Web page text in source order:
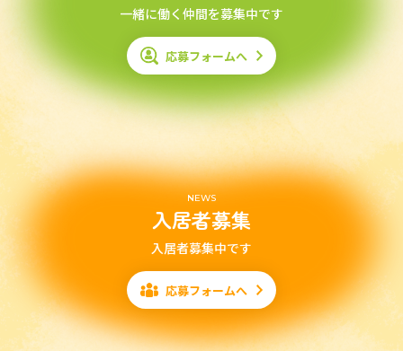
一緒に働く仲間を募集中です
応募フォームへ
NEWS
入居者募集
入居者募集中です
応募フォームへ